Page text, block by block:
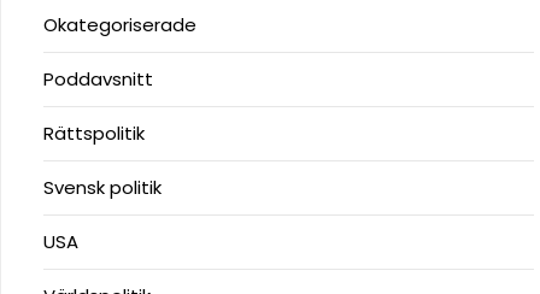
Okategoriserade
Poddavsnitt
Rättspolitik
Svensk politik
USA